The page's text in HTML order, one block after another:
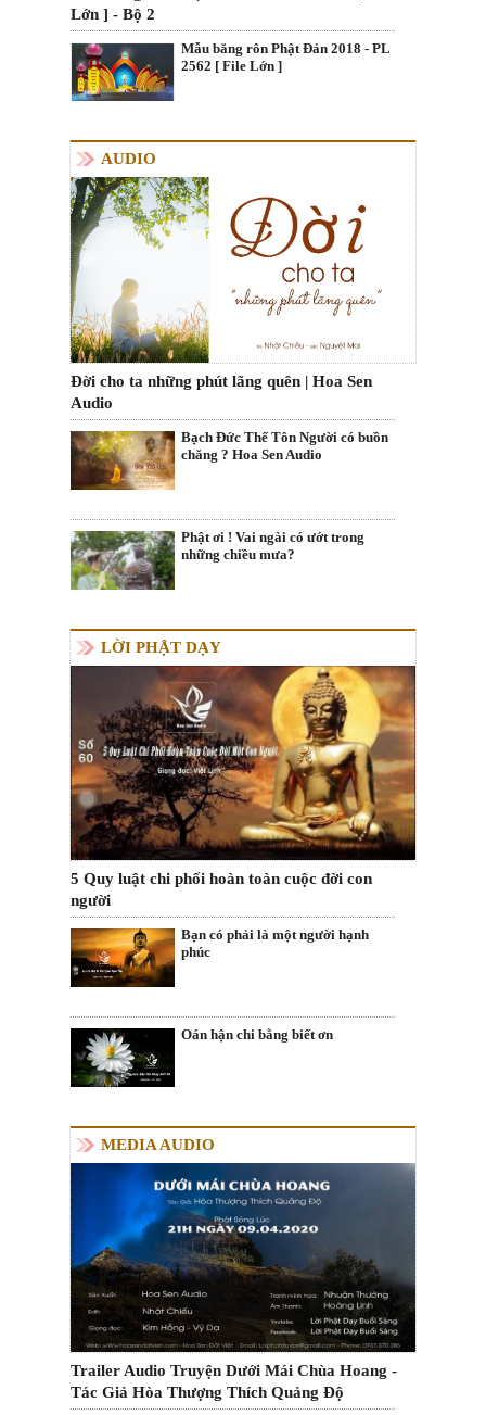
Lớn ] - Bộ 2
Mẫu băng rôn Phật Đản 2018 - PL
2562 [ File Lớn ]
AUDIO
Đời cho ta những phút lãng quên | Hoa Sen
Audio
Bạch Đức Thế Tôn Người có buồn
chăng ? Hoa Sen Audio
Phật ơi ! Vai ngài có ướt trong
những chiều mưa?
LỜI PHẬT DẠY
5 Quy luật chi phối hoàn toàn cuộc đời con
người
Bạn có phải là một người hạnh
phúc
Oán hận chi bằng biết ơn
MEDIA AUDIO
Trailer Audio Truyện Dưới Mái Chùa Hoang -
Tác Giả Hòa Thượng Thích Quảng Độ